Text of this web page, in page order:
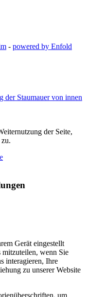
- powered by Enfold
der Staumauer von innen
der Seite,
Gerät eingestellt
wenn Sie
interagieren, Ihre
zu unserer Website
um